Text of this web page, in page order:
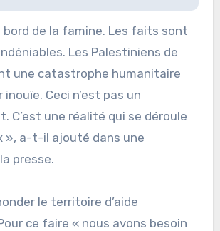
bord de la famine. Les faits sont
Les Palestiniens de
une catastrophe humanitaire
inouïe. Ceci n’est pas un
C’est une réalité qui se déroule
», a-t-il ajouté dans une
presse.
le territoire d’aide
ce faire « nous avons besoin